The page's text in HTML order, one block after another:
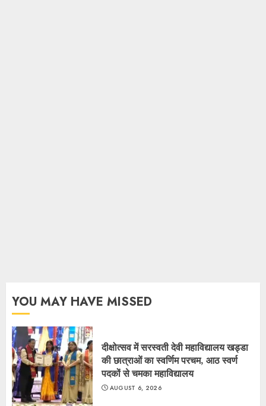
YOU MAY HAVE MISSED
दीक्षोत्सव में सरस्वती देवी महाविद्यालय खड्डा
की छात्राओं का स्वर्णिम परचम, आठ स्वर्ण
पदकों से चमका महाविद्यालय
AUGUST 6, 2026